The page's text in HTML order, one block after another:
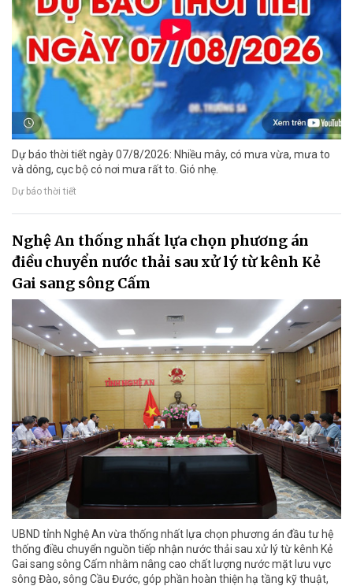
Dự báo thời tiết ngày 07/8/2026: Nhiều mây, có mưa vừa, mưa to
và dông, cục bộ có nơi mưa rất to. Gió nhẹ.
Dự báo thời tiết
Nghệ An thống nhất lựa chọn phương án
điều chuyển nước thải sau xử lý từ kênh Kẻ
Gai sang sông Cấm
UBND tỉnh Nghệ An vừa thống nhất lựa chọn phương án đầu tư hệ
thống điều chuyển nguồn tiếp nhận nước thải sau xử lý từ kênh Kẻ
Gai sang sông Cấm nhằm nâng cao chất lượng nước mặt lưu vực
sông Đào, sông Cầu Đước, góp phần hoàn thiện hạ tầng kỹ thuật,